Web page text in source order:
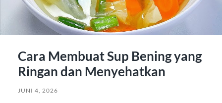
Cara Membuat Sup Bening yang
Ringan dan Menyehatkan
JUNI 4, 2026